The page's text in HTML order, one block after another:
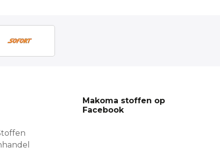
Makoma stoffen op
Facebook